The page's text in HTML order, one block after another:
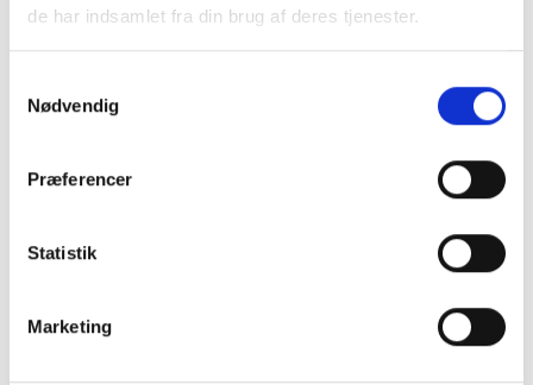
de har indsamlet fra din brug af deres tjenester.
Nødvendig
Præferencer
Statistik
Marketing
Møbler Omnia
Indvendigt Udstyr